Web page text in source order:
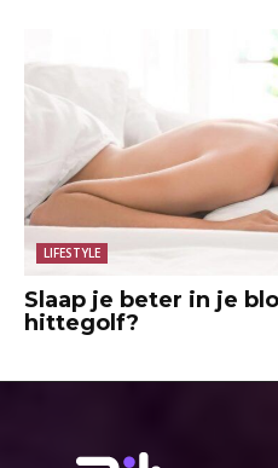
LIFESTYLE
Slaap je beter in je
hittegolf?